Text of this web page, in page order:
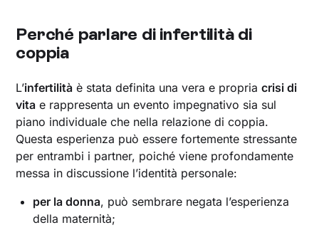
Perché parlare di infertilità di
coppia
L’infertilità è stata definita una vera e propriacrisi di
vita e rappresenta un evento impegnativo sia sul
piano individuale che nella relazione di coppia.
Questa esperienza può essere fortemente stressante
per entrambi i partner, poiché viene profondamente
messa in discussione l’identità personale:
per la donna, può sembrare negata l’esperienza
della maternità;